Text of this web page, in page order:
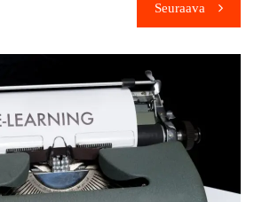
Seuraava